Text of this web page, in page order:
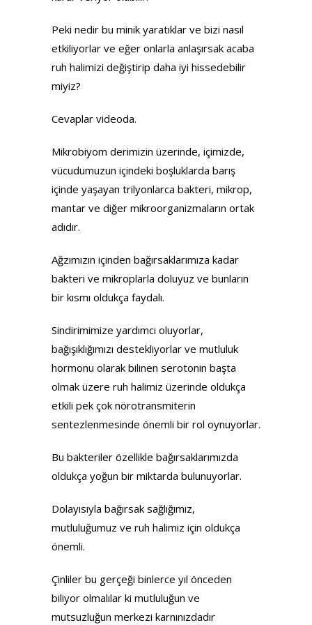
Peki nedir bu minik yaratıklar ve bizi nasıl
etkiliyorlar ve eğer onlarla anlaşırsak acaba
ruh halimizi değiştirip daha iyi hissedebilir
miyiz?
Cevaplar videoda.
Mikrobiyom derimizin üzerinde, içimizde,
vücudumuzun içindeki boşluklarda barış
içinde yaşayan trilyonlarca bakteri, mikrop,
mantar ve diğer mikroorganizmaların ortak
adıdır.
Ağzımızın içinden bağırsaklarımıza kadar
bakteri ve mikroplarla doluyuz ve bunların
bir kısmı oldukça faydalı.
Sindirimimize yardımcı oluyorlar,
bağışıklığımızı destekliyorlar ve mutluluk
hormonu olarak bilinen serotonin başta
olmak üzere ruh halimiz üzerinde oldukça
etkili pek çok nörotransmiterin
sentezlenmesinde önemli bir rol oynuyorlar.
Bu bakteriler özellikle bağırsaklarımızda
oldukça yoğun bir miktarda bulunuyorlar.
Dolayısıyla bağırsak sağlığımız,
mutluluğumuz ve ruh halimiz için oldukça
önemli.
Çinliler bu gerçeği binlerce yıl önceden
biliyor olmalılar ki mutluluğun ve
mutsuzluğun merkezi karnınızdadır